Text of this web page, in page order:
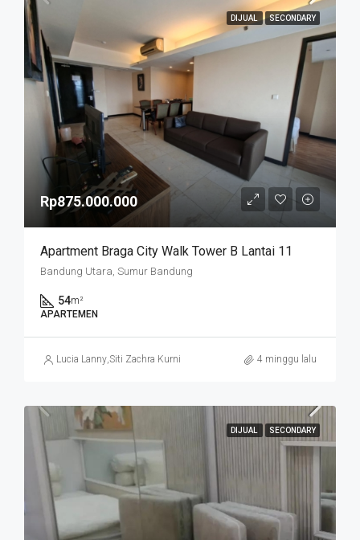
DIJUAL SECONDARY
Rp875.000.000
Apartment Braga City Walk Tower B Lantai 11
Bandung Utara, Sumur Bandung
54m²
APARTEMEN
Lucia Lanny,Siti Zachra Kurniasari 4 minggu lalu
DIJUAL SECONDARY